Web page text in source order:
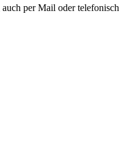
per Mail oder telefonisch